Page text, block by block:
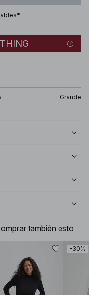
Grande
también esto
-30%